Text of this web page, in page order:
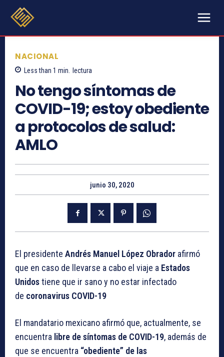
NACIONAL
Less than 1 min. lectura
No tengo síntomas de
COVID-19; estoy obediente
a protocolos de salud:
AMLO
junio 30, 2020
El presidente Andrés Manuel López Obrador afirmó
que en caso de llevarse a cabo el viaje a Estados
Unidostiene que ir sano y no estar infectado
de coronavirus COVID-19
El mandatario mexicano afirmó que, actualmente, se
encuentra libre de síntomas de COVID-19, además de
que se encuentra “obediente” de las